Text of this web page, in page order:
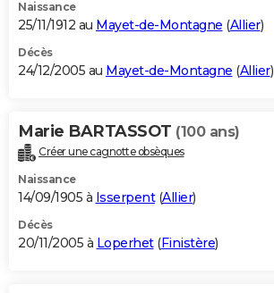
Naissance
25/11/1912 au Mayet-de-Montagne (Allier)
Décès
24/12/2005 au Mayet-de-Montagne (Allier)
Marie BARTASSOT (100 ans)
Créer une cagnotte obsèques
Naissance
14/09/1905 à Isserpent(Allier)
Décès
20/11/2005 à Loperhet(Finistère)